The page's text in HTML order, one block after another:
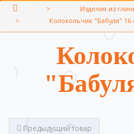
Изделия из
Колокольчик "Бабуля" 16
Предыдущий товар